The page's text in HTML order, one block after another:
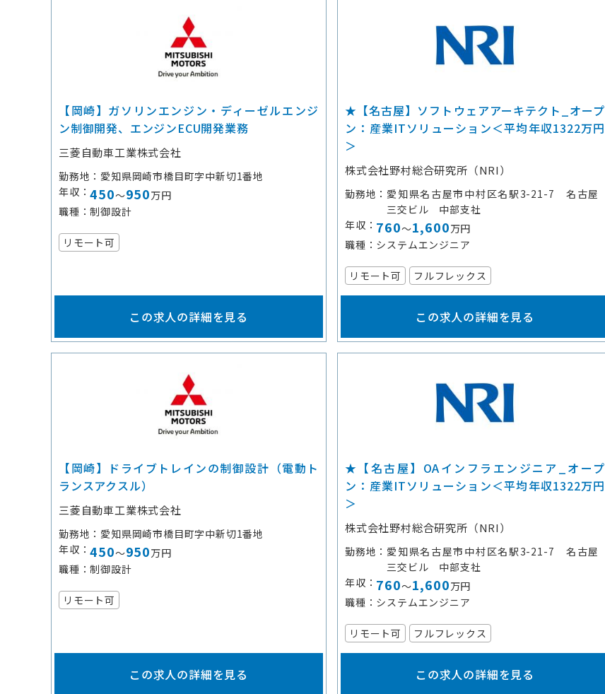
【岡崎】ガソリンエンジン・ディーゼルエンジ
ン制御開発、エンジンECU開発業務
三菱自動車工業株式会社
勤務地
愛知県岡崎市橋目町字中新切1番地
年収
450～950万円
職種
制御設計
リモート可
この求人の詳細を見る
★【名古屋】ソフトウェアアーキテクト_オープ
ン：産業ITソリューション＜平均年収1322万円
＞
株式会社野村総合研究所（NRI）
勤務地
愛知県名古屋市中村区名駅3-21-7 名古屋
三交ビル 中部支社
年収
760～1,600万円
職種
システムエンジニア
リモート可 フルフレックス
この求人の詳細を見る
【岡崎】ドライブトレインの制御設計（電動ト
ランスアクスル）
三菱自動車工業株式会社
勤務地
愛知県岡崎市橋目町字中新切1番地
年収
450～950万円
職種
制御設計
リモート可
この求人の詳細を見る
★【名古屋】OAインフラエンジニア_オープ
ン：産業ITソリューション＜平均年収1322万円
＞
株式会社野村総合研究所（NRI）
勤務地
愛知県名古屋市中村区名駅3-21-7 名古屋
三交ビル 中部支社
年収
760～1,600万円
職種
システムエンジニア
リモート可 フルフレックス
この求人の詳細を見る